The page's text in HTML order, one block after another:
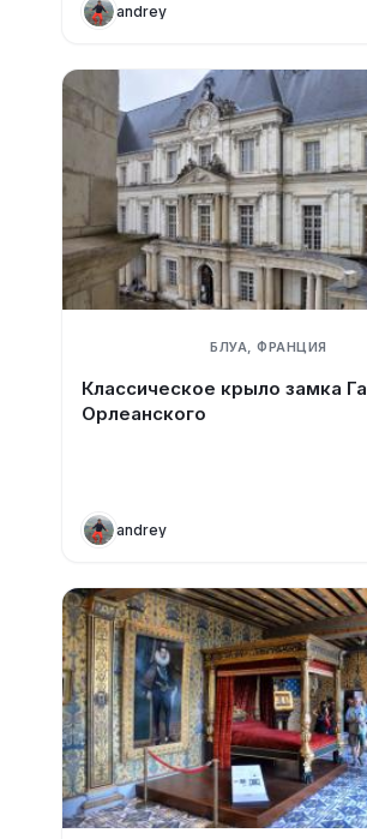
andrey
БЛУА, ФРАНЦИЯ
Классическое крыло замка
Орлеанского
andrey